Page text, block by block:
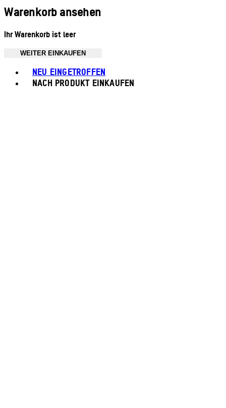
Warenkorb ansehen
Ihr Warenkorb ist leer
WEITER EINKAUFEN
NEU EINGETROFFEN
NACH PRODUKT EINKAUFEN